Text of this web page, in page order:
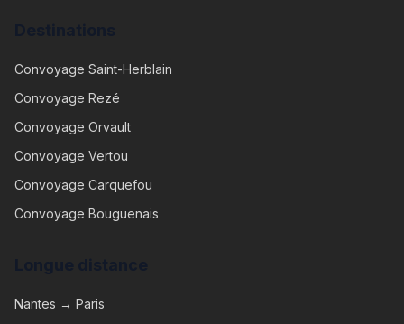
Convoyage Saint-Herblain
Convoyage Rezé
Convoyage Orvault
Convoyage Vertou
Convoyage Carquefou
Convoyage Bouguenais
Nantes → Paris